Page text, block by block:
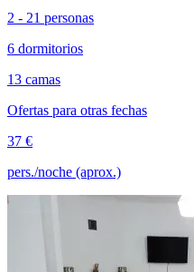
2 - 21 personas
6 dormitorios
13 camas
Ofertas para otras fechas
37 €
pers./noche (aprox.)